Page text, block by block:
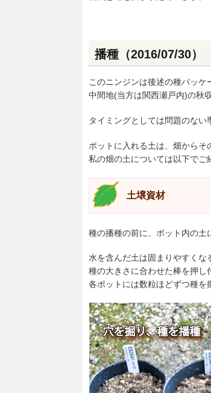
播種（2016/07/30）
このニンジンは後述の種パッケ
中間地(当方は関西瀬戸内)の秋
タイミングとしては問題のない
ポットに入れる土は、畑からそ
私の畑の土については以下でご
土壌資材
種の播種の前に、ポット内の土
水を含んだ土は固まりやすくな
種の大きさに合わせた棒を押し
各ポットには数粒ほどずつ種を